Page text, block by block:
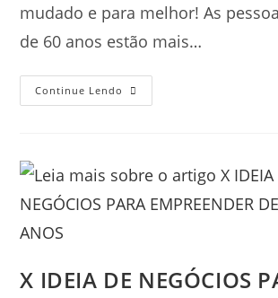
mudado e para melhor! As
de 60 anos estão mais…
Continue Lendo
X IDEIA DE NEGÓCIOS